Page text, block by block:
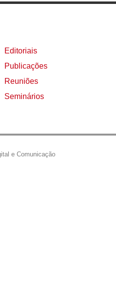
Editoriais
Publicações
Reuniões
Seminários
e Comunicação